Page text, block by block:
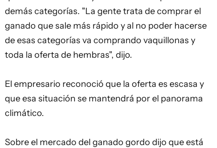
demás categorías. "La gente trata de comprar el
ganado que sale más rápido y al no poder hacerse
de esas categorías va comprando vaquillonas y
toda la oferta de hembras", dijo.
El empresario reconoció que la oferta es escasa y
que esa situación se mantendrá por el panorama
climático.
Sobre el mercado del ganado gordo dijo que está